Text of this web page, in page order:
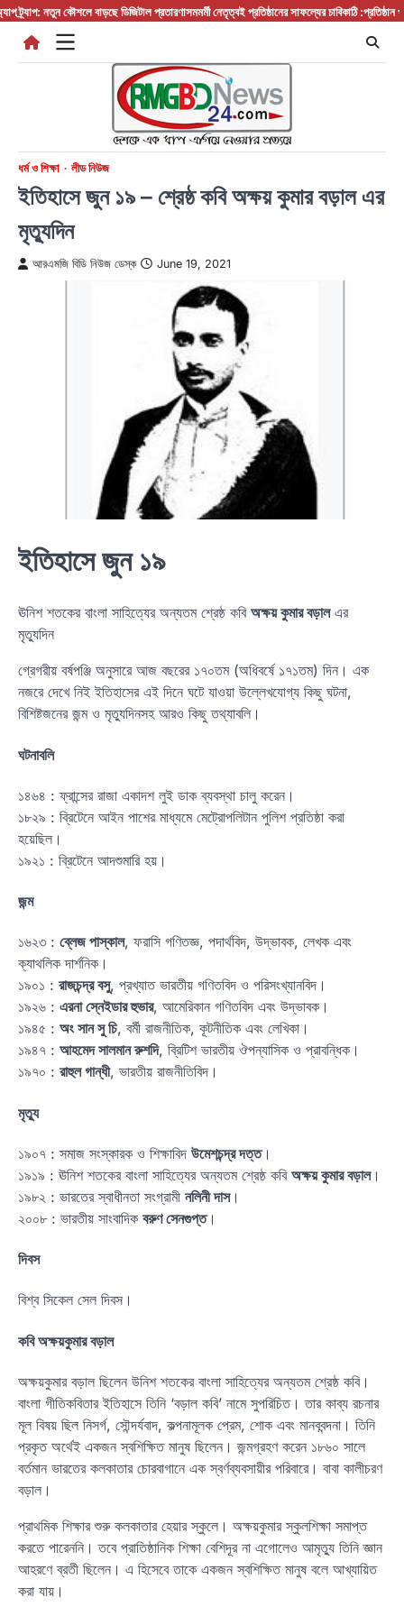
Skip
content
নতুন কৌশলে বাড়ছে ডিজিটাল প্রতারণাসমমর্মী নেতৃত্বই প্রতিষ্ঠানের সাফল্যের চাবিকাঠি :প্রতিষ্ঠান প্রধান/
ধর্ম ও শিক্ষা লীড নিউজ
ইতিহাসে জুন ১৯ – শ্রেষ্ঠ কবি অক্ষয় কুমার বড়াল এর
মৃত্যুদিন
আরএমজি বিডি নিউজ ডেস্ক June 19, 2021
ইতিহাসে জুন ১৯
ঊনিশ শতকের বাংলা সাহিত্যের অন্যতম শ্রেষ্ঠ কবি অক্ষয় কুমার বড়ালএর
মৃত্যুদিন
গ্রেগরীয় বর্ষপঞ্জি অনুসারে আজ বছরের ১৭০তম (অধিবর্ষে ১৭১তম) দিন। এক
নজরে দেখে নিই ইতিহাসের এই দিনে ঘটে যাওয়া উল্লেখযোগ্য কিছু ঘটনা,
বিশিষ্টজনের জন্ম ও মৃত্যুদিনসহ আরও কিছু তথ্যাবলি।
ঘটনাবলি
১৪৬৪ : ফ্রান্সের রাজা একাদশ লুই ডাক ব্যবস্থা চালু করেন।
১৮২৯ : ব্রিটেনে আইন পাশের মাধ্যমে মেট্রোপলিটান পুলিশ প্রতিষ্ঠা করা
হয়েছিল।
১৯২১ : ব্রিটেনে আদশুমারি হয়।
জন্ম
১৬২৩ : ব্লেজ পাস্কাল, ফরাসি গণিতজ্ঞ, পদার্থবিদ, উদ্ভাবক, লেখক এবং
ক্যাথলিক দার্শনিক।
১৯০১ : রাজচন্দ্র বসু, প্রখ্যাত ভারতীয় গণিতবিদ ও পরিসংখ্যানবিদ।
১৯২৬ : এরনা স্নেইডার হুভার, আমেরিকান গণিতবিদ এবং উদ্ভাবক।
১৯৪৫ : অং সান সু চি, বর্মী রাজনীতিক, কূটনীতিক এবং লেখিকা।
১৯৪৭ : আহমেদ সালমান রুশদি, ব্রিটিশ ভারতীয় ঔপন্যাসিক ও প্রাবন্ধিক।
১৯৭০ : রাহুল গান্ধী, ভারতীয় রাজনীতিবিদ।
মৃত্যু
১৯০৭ : সমাজ সংস্কারক ও শিক্ষাবিদ উমেশচন্দ্র দত্ত।
১৯১৯ : ঊনিশ শতকের বাংলা সাহিত্যের অন্যতম শ্রেষ্ঠ কবি অক্ষয় কুমার বড়াল।
১৯৮২ : ভারতের স্বাধীনতা সংগ্রামী নলিনী দাস।
২০০৮ : ভারতীয় সাংবাদিক বরুণ সেনগুপ্ত।
দিবস
বিশ্ব সিকেল সেল দিবস।
কবি অক্ষয়কুমার বড়াল
অক্ষয়কুমার বড়াল ছিলেন উনিশ শতকের বাংলা সাহিত্যের অন্যতম শ্রেষ্ঠ কবি।
বাংলা গীতিকবিতার ইতিহাসে তিনি ‘বড়াল কবি’ নামে সুপরিচিত। তার কাব্য রচনার
মূল বিষয় ছিল নিসর্গ, সৌন্দর্যবাদ, কল্পনামূলক প্রেম, শোক এবং মানববন্দনা। তিনি
প্রকৃত অর্থেই একজন স্বশিক্ষিত মানুষ ছিলেন। জন্মগ্রহণ করেন ১৮৬০ সালে
বর্তমান ভারতের কলকাতার চোরবাগানে এক স্বর্ণব্যবসায়ীর পরিবারে। বাবা কালীচরণ
বড়াল।
প্রাথমিক শিক্ষার শুরু কলকাতার হেয়ার স্কুলে। অক্ষয়কুমার স্কুলশিক্ষা সমাপ্ত
করতে পারেননি। তবে প্রাতিষ্ঠানিক শিক্ষা বেশিদূর না এগোলেও আমৃত্যু তিনি জ্ঞান
আহরণে ব্রতী ছিলেন। এ হিসেবে তাকে একজন স্বশিক্ষিত মানুষ বলে আখ্যায়িত
করা যায়।